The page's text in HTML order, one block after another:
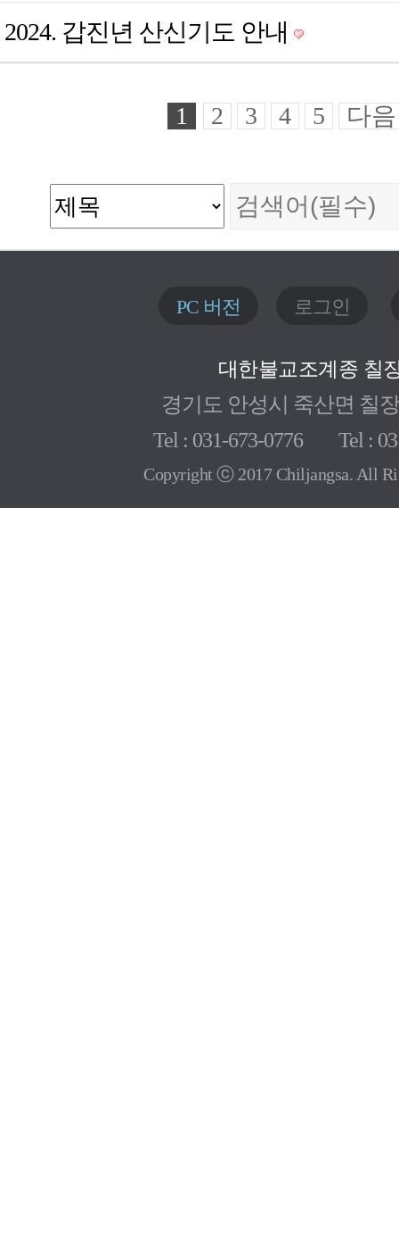
2024. 갑진년 산신기도 안내
1 2 3 4 5 다음
PC 버전 로그인
대한불교조계종 칠
경기도 안성시 죽산면 칠
Tel : 031-673-0776 Tel :
Copyright ⓒ 2017 Chiljangsa. All